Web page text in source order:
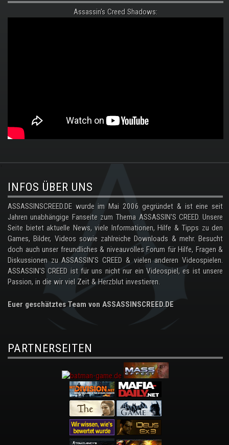
Assassin's Creed Shadows:
.
INFOS ÜBER UNS
ASSASSINSCREED.DE wurde im Mai 2006 gegründet & ist eine seit
Jahren unabhängige Fanseite zum Thema ASSASSIN'S CREED. Unsere
Seite bietet aktuelle News, viele Informationen, Hilfe & Tipps zu den
Games, Bilder, Videos sowie zahlreiche Downloads & mehr. Besucht
doch auch unser freundliches & niveauvolles Forum für Hilfe, Fragen &
Diskussionen zu ASSASSIN'S CREED & vielen anderen Videospielen.
ASSASSIN'S CREED ist für uns nicht nur ein Videospiel, es ist unsere
Passion, in die wir viel Zeit & Herzblut investieren.
Euer geschätztes Team von ASSASSINSCREED.DE
PARTNERSEITEN